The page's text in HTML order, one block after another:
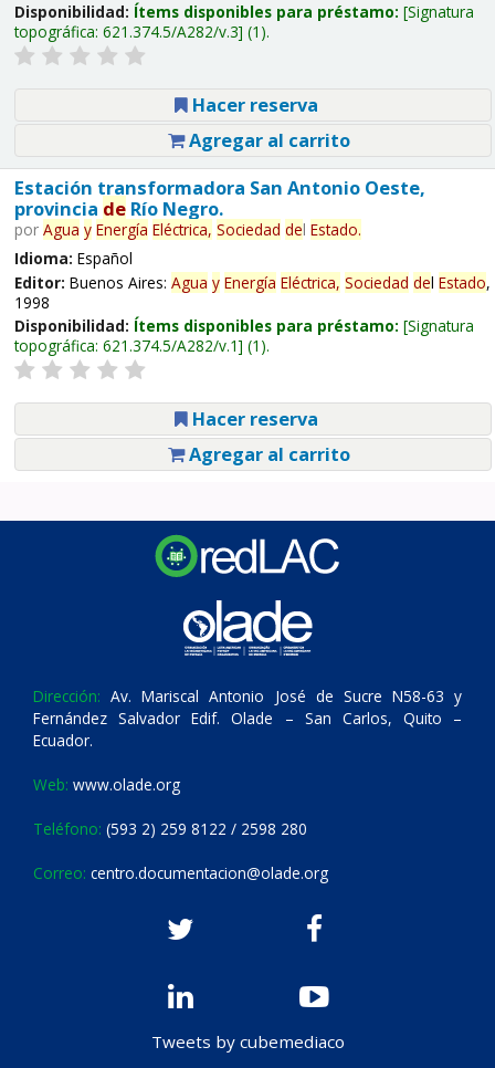
Disponibilidad: Ítems disponibles para préstamo: Signatura
topográfica: 621.374.5/A282/v.3 (1).
Hacer reserva
Agregar al carrito
Estación transformadora San Antonio Oeste,
provincia deRío Negro.
por Agua y Energía Eléctrica, Sociedad del Estado.
Idioma: Español
Editor: Buenos Aires: Agua y Energía Eléctrica, Sociedad del Estado,
1998
Disponibilidad: Ítems disponibles para préstamo: Signatura
topográfica: 621.374.5/A282/v.1 (1).
Hacer reserva
Agregar al carrito
Dirección: Av. Mariscal Antonio José de Sucre N58-63 y
Fernández Salvador Edif. Olade – San Carlos, Quito –
Ecuador.
Web: www.olade.org
Teléfono: (593 2) 259 8122 / 2598 280
Correo: centro.documentacion@olade.org
Tweets by cubemediaco